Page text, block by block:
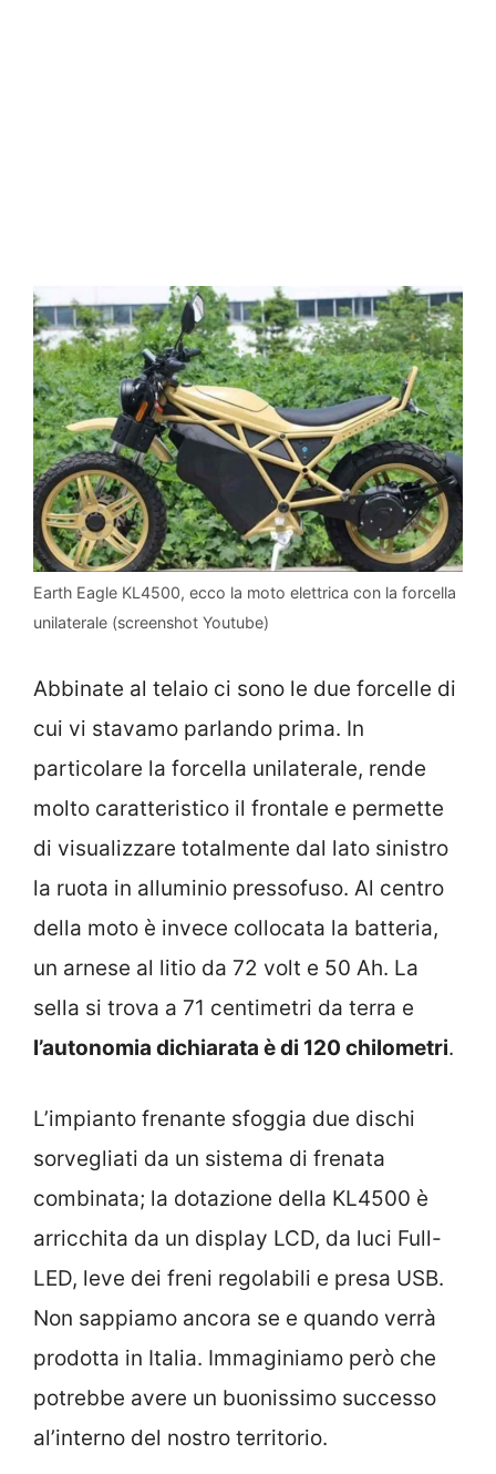
Earth Eagle KL4500, ecco la moto elettrica con la forcella
unilaterale (screenshot Youtube)
Abbinate al telaio ci sono le due forcelle di
cui vi stavamo parlando prima. In
particolare la forcella unilaterale, rende
molto caratteristico il frontale e permette
di visualizzare totalmente dal lato sinistro
la ruota in alluminio pressofuso. Al centro
della moto è invece collocata la batteria,
un arnese al litio da 72 volt e 50 Ah. La
sella si trova a 71 centimetri da terra e
l’autonomia dichiarata è di 120 chilometri.
L’impianto frenante sfoggia due dischi
sorvegliati da un sistema di frenata
combinata; la dotazione della KL4500 è
arricchita da un display LCD, da luci Full-
LED, leve dei freni regolabili e presa USB.
Non sappiamo ancora se e quando verrà
prodotta in Italia. Immaginiamo però che
potrebbe avere un buonissimo successo
al’interno del nostro territorio.